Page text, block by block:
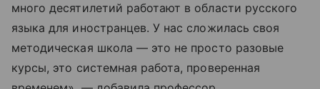
много десятилетий работают в области русского
языка для иностранцев. У нас сложилась своя
методическая школа — это не просто разовые
курсы, это системная работа, проверенная